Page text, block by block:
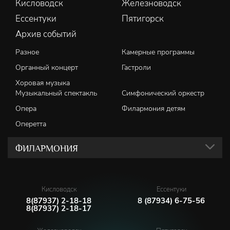
ГУЛИКО МАХНАДЗЕ/невеста князя –Юлия Колеватова
Балет –Марина Кузнецова, Дарина Темирбулатова,
Евгения Тищенко
Кисловодск
Железноводск
Ессентуки
Пятигорск
Архив событий
Разное
Камерные программы
Органный концерт
Гастроли
Хоровая музыка
Музыкальный спектакль
Симфонический оркестр
Опера
Филармония детям
Оперетта
ФИЛАРМОНИЯ
Кисловодск
8(87937) 2-18-18
8(87937) 2-18-17
Ессентуки
8 (87934) 6-75-56